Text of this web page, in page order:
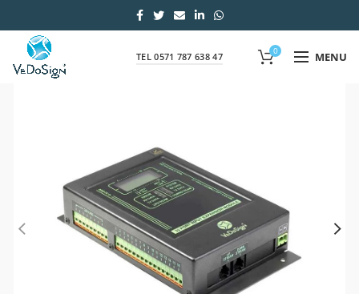
TEL 0571 787 638 47
0 MENU